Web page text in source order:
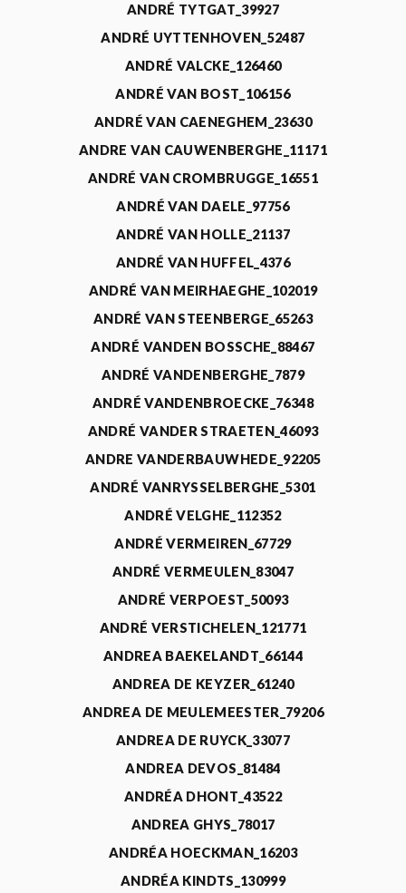
ANDRÉ TYTGAT_39927
ANDRÉ UYTTENHOVEN_52487
ANDRÉ VALCKE_126460
ANDRÉ VAN BOST_106156
ANDRÉ VAN CAENEGHEM_23630
ANDRE VAN CAUWENBERGHE_11171
ANDRÉ VAN CROMBRUGGE_16551
ANDRÉ VAN DAELE_97756
ANDRÉ VAN HOLLE_21137
ANDRÉ VAN HUFFEL_4376
ANDRÉ VAN MEIRHAEGHE_102019
ANDRÉ VAN STEENBERGE_65263
ANDRÉ VANDEN BOSSCHE_88467
ANDRÉ VANDENBERGHE_7879
ANDRÉ VANDENBROECKE_76348
ANDRÉ VANDER STRAETEN_46093
ANDRE VANDERBAUWHEDE_92205
ANDRÉ VANRYSSELBERGHE_5301
ANDRÉ VELGHE_112352
ANDRÉ VERMEIREN_67729
ANDRÉ VERMEULEN_83047
ANDRÉ VERPOEST_50093
ANDRÉ VERSTICHELEN_121771
ANDREA BAEKELANDT_66144
ANDREA DE KEYZER_61240
ANDREA DE MEULEMEESTER_79206
ANDREA DE RUYCK_33077
ANDREA DEVOS_81484
ANDRÉA DHONT_43522
ANDREA GHYS_78017
ANDRÉA HOECKMAN_16203
ANDRÉA KINDTS_130999